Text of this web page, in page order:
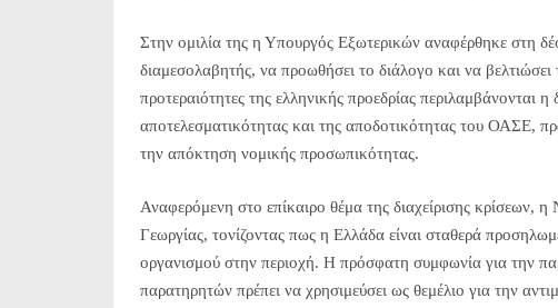
Στην ομιλία της η Υπουργός Εξωτερικών αναφέρθηκε στη
διαμεσολαβητής, να προωθήσει το διάλογο και να
προτεραιότητες της ελληνικής προεδρίας περιλαμβάνονται
αποτελεσματικότητας και της αποδοτικότητας του ΟΑΣΕ,
την απόκτηση νομικής προσωπικότητας.
Αναφερόμενη στο επίκαιρο θέμα της διαχείρισης κρίσεων,
Γεωργίας, τονίζοντας πως η Ελλάδα είναι σταθερά
οργανισμού στην περιοχή. Η πρόσφατη συμφωνία για την
παρατηρητών πρέπει να χρησιμεύσει ως θεμέλιο για την